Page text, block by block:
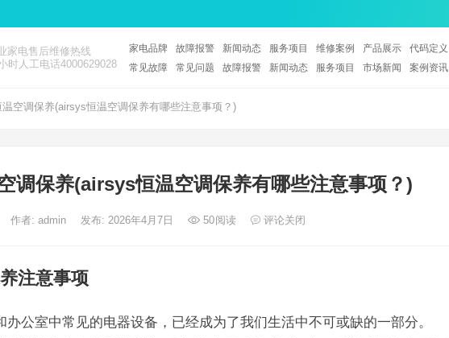
家电售后维修热线
时人工电话4000629028
家电品牌 故障报警 新闻动态 服务项目 维修案例 产品展示 代码定义
常见故障
常见问题 故障报警 新闻动态 服务项目 市场新闻 案例资讯
空调保养(airsys恒温空调保养有哪些注意事项？)
调保养(airsys恒温空调保养有哪些注意事项？)
作者: admin 发布: 2026年4月7日 50阅读 评论关闭
注意事项
办公室中常见的电器设备，已经成为了我们生活中不可或缺的一部分。